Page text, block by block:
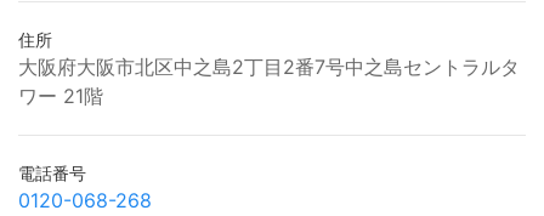
住所
大阪府大阪市北区中之島2丁目2番7号中之島セントラルタ
ワー 21階
電話番号
0120-068-268